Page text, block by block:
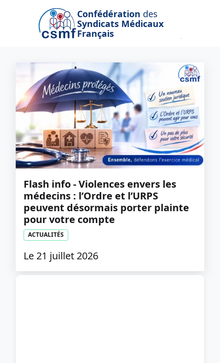
Passer au contenu principal
Confédération des
Syndicats Médicaux
Français
Flash info - Violences envers les
médecins : l’Ordre et l’URPS
peuvent désormais porter plainte
pour votre compte
ACTUALITÉS
Le 21 juillet 2026